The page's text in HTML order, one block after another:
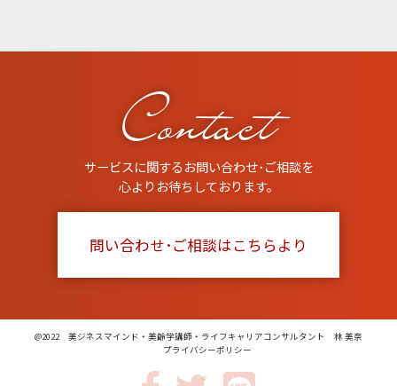
Contact
サービスに関するお問い合わせ･ご相談を
心よりお待ちしております。
問い合わせ･ご相談はこちらより
@2022 美ジネスマインド・美齢学講師・ライフキャリアコンサルタント 林 美奈
プライバシーポリシー